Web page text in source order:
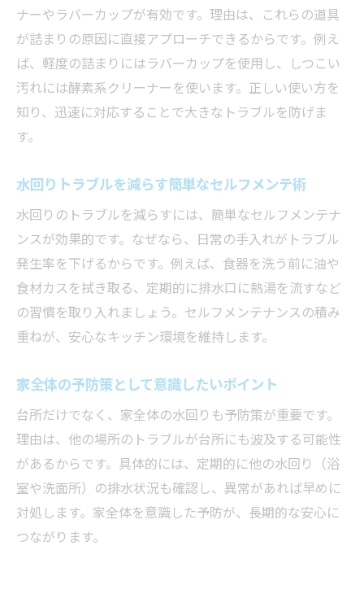
ナーやラバーカップが有効です。理由は、これらの道具
が詰まりの原因に直接アプローチできるからです。例え
ば、軽度の詰まりにはラバーカップを使用し、しつこい
汚れには酵素系クリーナーを使います。正しい使い方を
知り、迅速に対応することで大きなトラブルを防げま
す。
水回りトラブルを減らす簡単なセルフメンテ術
水回りのトラブルを減らすには、簡単なセルフメンテナ
ンスが効果的です。なぜなら、日常の手入れがトラブル
発生率を下げるからです。例えば、食器を洗う前に油や
食材カスを拭き取る、定期的に排水口に熱湯を流すなど
の習慣を取り入れましょう。セルフメンテナンスの積み
重ねが、安心なキッチン環境を維持します。
家全体の予防策として意識したいポイント
台所だけでなく、家全体の水回りも予防策が重要です。
理由は、他の場所のトラブルが台所にも波及する可能性
があるからです。具体的には、定期的に他の水回り（浴
室や洗面所）の排水状況も確認し、異常があれば早めに
対処します。家全体を意識した予防が、長期的な安心に
つながります。